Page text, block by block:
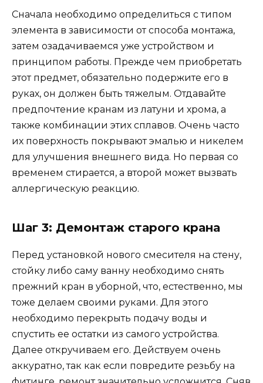
Сначала необходимо определиться с типом
элемента в зависимости от способа монтажа,
затем озадачиваемся уже устройством и
принципом работы. Прежде чем приобретать
этот предмет, обязательно подержите его в
руках, он должен быть тяжелым. Отдавайте
предпочтение кранам из латуни и хрома, а
также комбинации этих сплавов. Очень часто
их поверхность покрывают эмалью и никелем
для улучшения внешнего вида. Но первая со
временем стирается, а второй может вызвать
аллергическую реакцию.
Шаг 3: Демонтаж старого крана
Перед установкой нового смесителя на стену,
стойку либо саму ванну необходимо снять
прежний кран в уборной, что, естественно, мы
тоже делаем своими руками. Для этого
необходимо перекрыть подачу воды и
спустить ее остатки из самого устройства.
Далее откручиваем его. Действуем очень
аккуратно, так как если повредите резьбу на